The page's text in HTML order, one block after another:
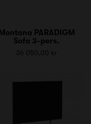
Montana PARADIGM
Sofa 3-pers.
36 050,00 kr